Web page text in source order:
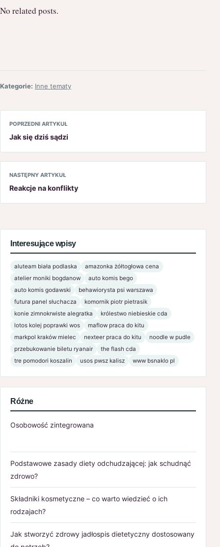
No related posts.
Kategorie: Inne tematy
POPRZEDNI ARTYKUŁ
Jak się dziś sądzi
NASTĘPNY ARTYKUŁ
Reakcje na konflikty
Interesujące wpisy
aluteam biała podlaska
amazonka żółtogłowa cena
atelier moniki bogdanow
auto komis bego
auto komis godawski
behawiorysta psi warszawa
futura panel słuchacza
komornik piotr pietrasik
konie zimnokrwiste alegratka
królestwo niebieskie cda
lotos kolej poprawki wos
maflow praca do kitu
markpol kraków mielec
nexteer praca do kitu
noodle w pudle
przebukowanie biletu ryanair
the flash cda
tre pomodori koszalin
usos pwsz kalisz www bsnaklo pl
Różne
Osobowość zintegrowana
Podstawowe zasady diety odchudzającej: jak schudnąć
zdrowo?
Składniki kosmetyczne – co warto wiedzieć o ich
rodzajach?
Jak stworzyć zdrowy jadłospis dietetyczny dostosowany